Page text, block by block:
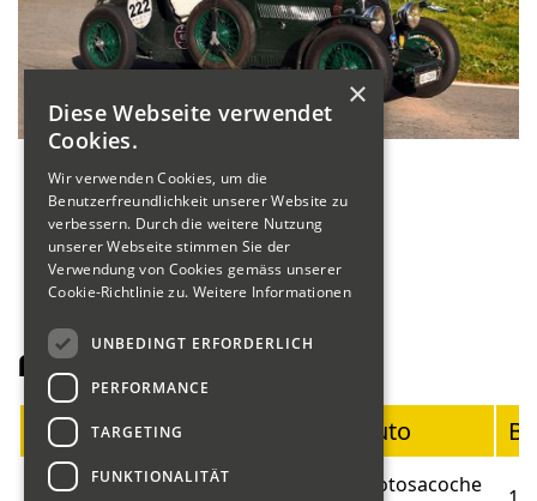
Fahrerliste Motorräder
Startnummer
Auto
Blumer
Motosacoche
×
Diese Webseite verwendet
Cookies.
Wir verwenden Cookies, um die
Benutzerfreundlichkeit unserer Website zu
verbessern. Durch die weitere Nutzung
unserer Webseite stimmen Sie der
Verwendung von Cookies gemäss unserer
Cookie-Richtlinie zu. Weitere Informationen
UNBEDINGT ERFORDERLICH
PERFORMANCE
TARGETING
FUNKTIONALITÄT